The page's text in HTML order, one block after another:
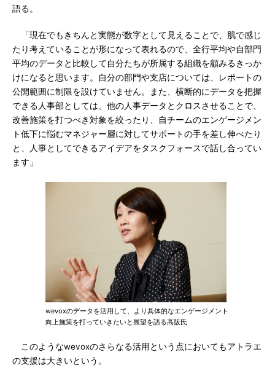
語る。
「現在でもきちんと実態が数字として見えることで、肌で感じ
たり考えていることが形になって表れるので、全行平均や自部門
平均のデータと比較して自分たちが所属する組織を顧みるきっか
けになると思います。自分の部門や支店については、レポートの
公開範囲に制限を設けていません。また、横断的にデータを把握
できる人事部としては、他の人事データとクロスさせることで、
改善施策を打つべき対象を絞ったり、自チームのエンゲージメン
ト低下に悩むマネジャー層に対してサポートの手を差し伸べたり
と、人事としてできるアイデアをタスクフォースで話し合ってい
ます」
wevoxのデータを活用して、より具体的なエンゲージメント
向上施策を打っていきたいと展望を語る高阪氏
このようなwevoxのさらなる活用という点においてもアトラエ
の支援は大きいという。